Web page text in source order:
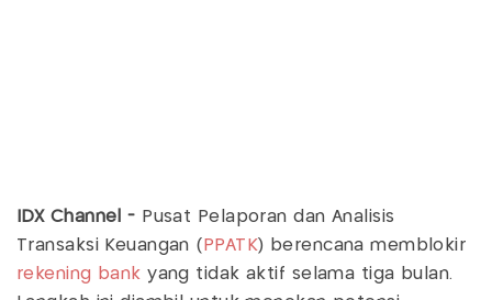
IDX Channel - Pusat Pelaporan dan Analisis
Transaksi Keuangan ( PPATK) berencana memblokir
rekening bank yang tidak aktif selama tiga bulan.